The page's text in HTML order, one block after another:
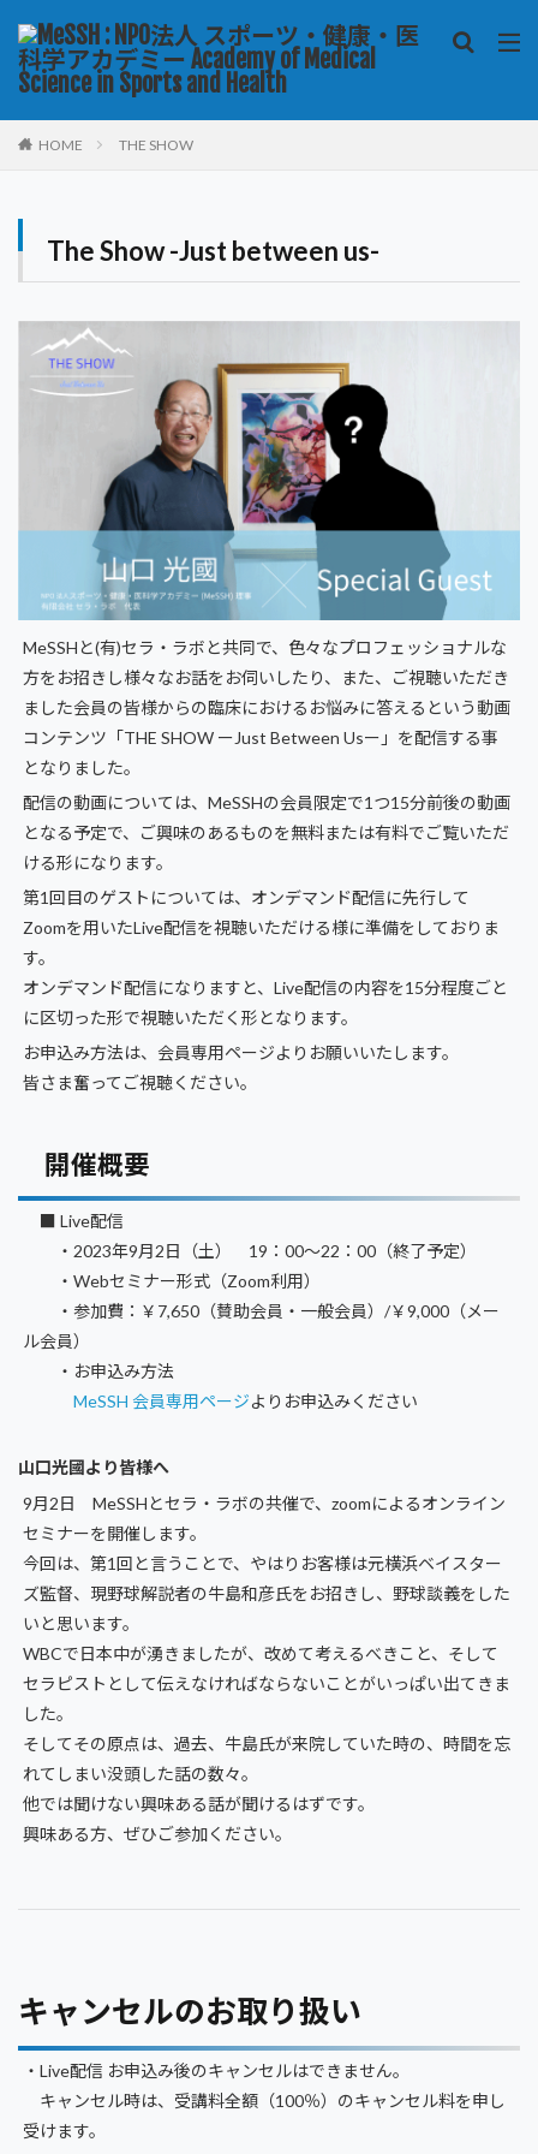
HOME THE SHOW
The Show -Just between us-
MeSSHと(有)セラ・ラボと共同で、色々なプロフェッショナルな
方をお招きし様々なお話をお伺いしたり、また、ご視聴いただき
ました会員の皆様からの臨床におけるお悩みに答えるという動画
コンテンツ「THE SHOW ーJust Between Usー」を配信する事
となりました。
配信の動画については、MeSSHの会員限定で1つ15分前後の動画
となる予定で、ご興味のあるものを無料または有料でご覧いただ
ける形になります。
第1回目のゲストについては、オンデマンド配信に先行して
Zoomを用いたLive配信を視聴いただける様に準備をしておりま
す。
オンデマンド配信になりますと、Live配信の内容を15分程度ごと
に区切った形で視聴いただく形となります。
お申込み方法は、会員専用ページよりお願いいたします。
皆さま奮ってご視聴ください。
開催概要
■ Live配信
・2023年9月2日（土） 19：00～22：00（終了予定）
・Webセミナー形式（Zoom利用）
・参加費：￥7,650（賛助会員・一般会員）/￥9,000（メー
ル会員）
・お申込み方法
MeSSH 会員専用ページよりお申込みください
山口光國より皆様へ
9月2日 MeSSHとセラ・ラボの共催で、zoomによるオンライン
セミナーを開催します。
今回は、第1回と言うことで、やはりお客様は元横浜ベイスター
ズ監督、現野球解説者の牛島和彦氏をお招きし、野球談義をした
いと思います。
WBCで日本中が湧きましたが、改めて考えるべきこと、そして
セラピストとして伝えなければならないことがいっぱい出てきま
した。
そしてその原点は、過去、牛島氏が来院していた時の、時間を忘
れてしまい没頭した話の数々。
他では聞けない興味ある話が聞けるはずです。
興味ある方、ぜひご参加ください。
キャンセルのお取り扱い
・Live配信 お申込み後のキャンセルはできません。
キャンセル時は、受講料全額（100％）のキャンセル料を申し
受けます。